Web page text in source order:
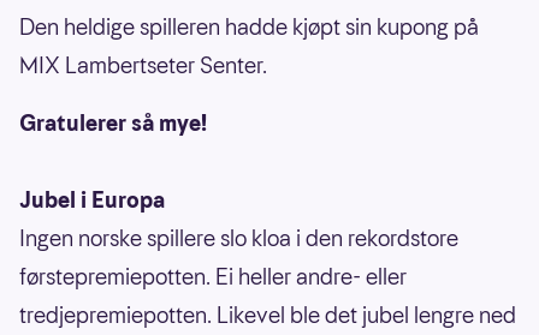
Den heldige spilleren hadde kjøpt sin kupong på
MIX Lambertseter Senter.
Gratulerer så mye!
Jubel i Europa
Ingen norske spillere slo kloa i den rekordstore
førstepremiepotten. Ei heller andre- eller
tredjepremiepotten. Likevel ble det jubel lengre ned